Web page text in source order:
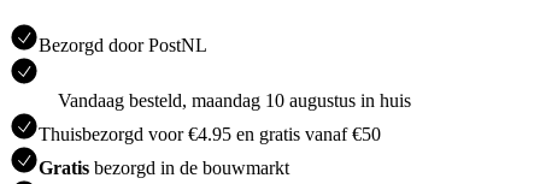
Bezorgd door PostNL
Vandaag besteld, maandag 10 augustus in huis
Thuisbezorgd voor €4.95 en gratis vanaf €50
Gratis bezorgd in de bouwmarkt